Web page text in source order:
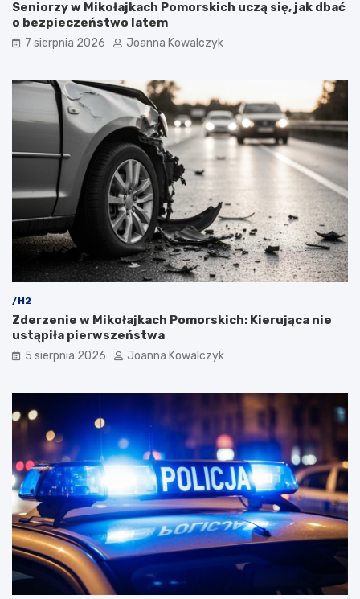
Seniorzy w Mikołajkach Pomorskich uczą się, jak dbać
o bezpieczeństwo latem
7 sierpnia 2026 Joanna Kowalczyk
/H2
Zderzenie w Mikołajkach Pomorskich: Kierująca nie
ustąpiła pierwszeństwa
5 sierpnia 2026 Joanna Kowalczyk